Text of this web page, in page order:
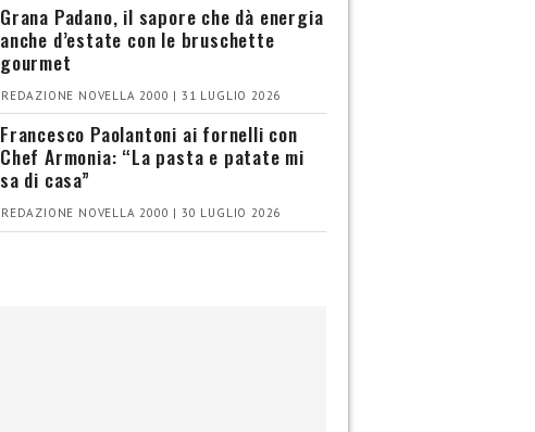
Grana Padano, il sapore che dà energia
anche d’estate con le bruschette
gourmet
REDAZIONE NOVELLA 2000 | 31 LUGLIO 2026
Francesco Paolantoni ai fornelli con
Chef Armonia: “La pasta e patate mi
sa di casa”
REDAZIONE NOVELLA 2000 | 30 LUGLIO 2026